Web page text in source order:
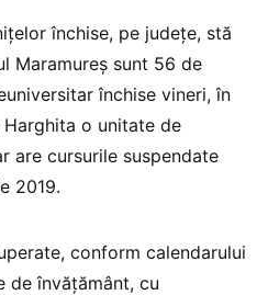
închise, pe județe, stă
Maramureș sunt 56 de
închise vineri, în
o unitate de
are cursurile suspendate
2019.
conform calendarului
de învățământ, cu